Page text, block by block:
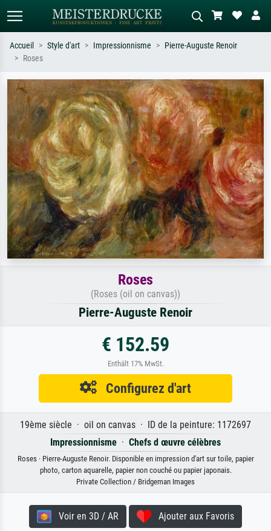
Recherchez par artiste, titre ou style –
ex. Monet, Nuit étoilée,
impressionnisme, vague de Hokusai,
nu.
Décrivez la scène – ex. prairie verte,
abstrait avec beaucoup de rouge,
tableau sombre, nu debout près d'un
arbre.
Accueil Style d'art Impressionnisme
Pierre-Auguste Renoir
Roses
Roses
(Roses (oil on canvas))
Pierre-Auguste Renoir
€ 152.59
Enthält 17% MwSt.
Configurez d'art
19ème siècle · oil on canvas · ID de la peinture: 1172697
Impressionnisme · Chefs d œuvre célèbres
Roses · Pierre-Auguste Renoir. Disponible en impression d'art sur toile, papier
photo, carton aquarelle, papier non couché ou papier japonais.
Private Collection / Bridgeman Images
Voir en 3D / AR Ajouter aux Favoris